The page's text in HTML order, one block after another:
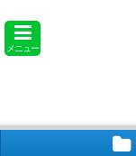
メニュー